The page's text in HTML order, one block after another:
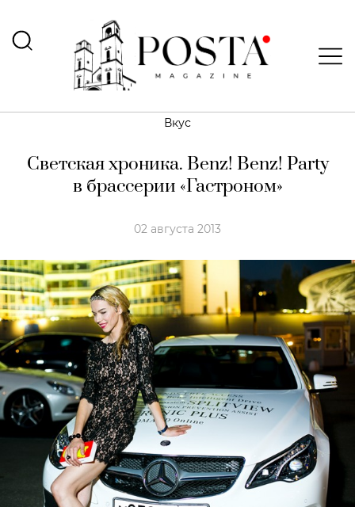
Вкус
Светская хроника. Benz! Benz! Party
в брассерии «Гастроном»
02 августа 2013